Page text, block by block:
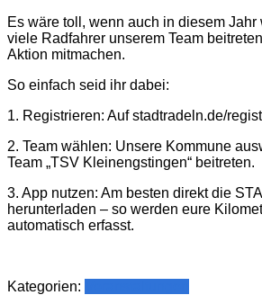
Es wäre toll, wenn auch in diesem
viele Radfahrer unserem Team
Aktion mitmachen.
So einfach seid ihr dabei:
1. Registrieren: Auf stadtradeln.de/
2. Team wählen: Unsere Kommune
Team „TSV Kleinengstingen“ beitreten.
3. App nutzen: Am besten direkt die
herunterladen – so werden eure
automatisch erfasst.
Kategorien: